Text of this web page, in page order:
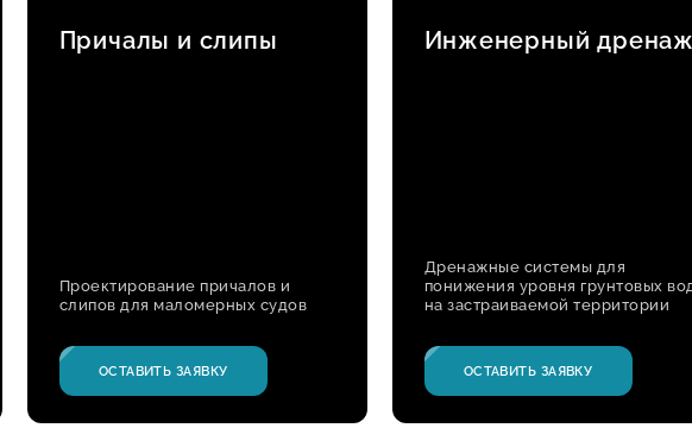
Причалы и слипы
Проектирование причалов и
слипов для маломерных судов
ОСТАВИТЬ ЗАЯВКУ
Инженерный дренаж
Дренажные системы для
понижения уровня грунтовых
на застраиваемой территории
ОСТАВИТЬ ЗАЯВКУ